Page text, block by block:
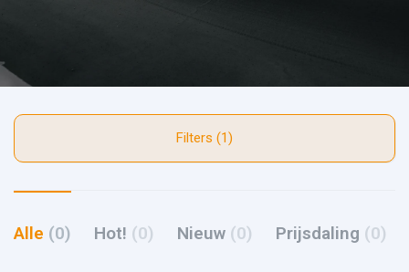
Filters (1)
Alle (0) Hot! (0) Nieuw (0) Prijsdaling (0)